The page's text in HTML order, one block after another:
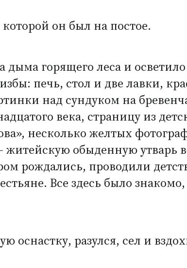
он был на постое.
горящего леса и
печь, стол и две лавки,
над сундуком на
века, страницу из
несколько желтых
обыденную утварь
рождались, проводили
Все здесь было
оснастку, разулся, сел и